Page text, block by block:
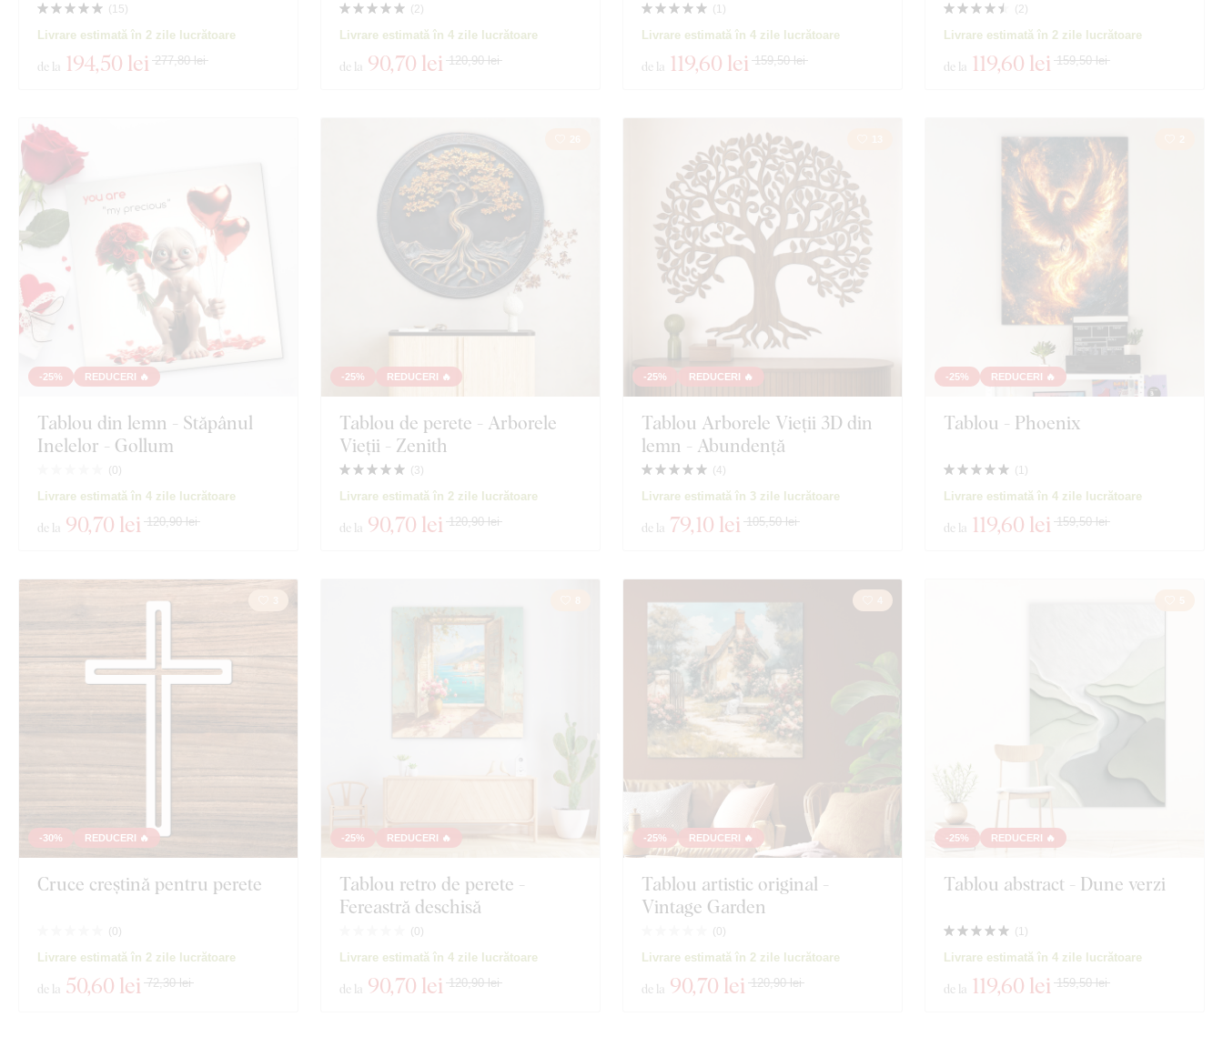
(15)
Livrare estimată în 2 zile lucrătoare
de la 194,50 lei 277,80 lei
(2)
Livrare estimată în 4 zile lucrătoare
de la 90,70 lei 120,90 lei
(1)
Livrare estimată în 4 zile lucrătoare
de la 119,60 lei 159,50 lei
(2)
Livrare estimată în 2 zile lucrătoare
de la 119,60 lei 159,50 lei
-25% REDUCERI 🔥
Tablou din lemn - Stăpânul
Inelelor - Gollum
( 0)
Livrare estimată în 4 zile lucrătoare
de la 90,70 lei 120,90 lei
-25% REDUCERI 🔥
Tablou de perete - Arborele
Vieții - Zenith
(3)
Livrare estimată în 2 zile lucrătoare
de la 90,70 lei 120,90 lei
-25% REDUCERI 🔥
Tablou Arborele Vieții 3D din
lemn - Abundență
(4 )
Livrare estimată în 3 zile lucrătoare
de la 79,10 lei 105,50 lei
-25% REDUCERI 🔥
Tablou - Phoenix
(1)
Livrare estimată în 4 zile lucrătoare
de la 119,60 lei 159,50 lei
-30% REDUCERI 🔥
Cruce creștină pentru perete
( 0)
Livrare estimată în 2 zile lucrătoare
de la 50,60 lei 72,30 lei
-25% REDUCERI 🔥
Tablou retro de perete -
Fereastră deschisă
( 0)
Livrare estimată în 4 zile lucrătoare
de la 90,70 lei 120,90 lei
-25% REDUCERI 🔥
Tablou artistic original -
Vintage Garden
( 0)
Livrare estimată în 2 zile lucrătoare
de la 90,70 lei 120,90 lei
-25% REDUCERI 🔥
Tablou abstract - Dune verzi
(1)
Livrare estimată în 4 zile lucrătoare
de la 119,60 lei 159,50 lei